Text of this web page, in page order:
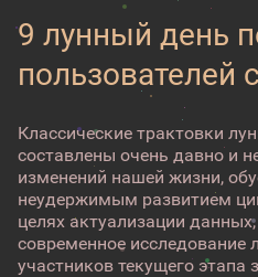
9 лунный день
пользователей
Классические трактовки
составлены очень давно и
изменений нашей жизни,
неудержимым развитием
целях актуализации
современное исследование
участников текущего этапа